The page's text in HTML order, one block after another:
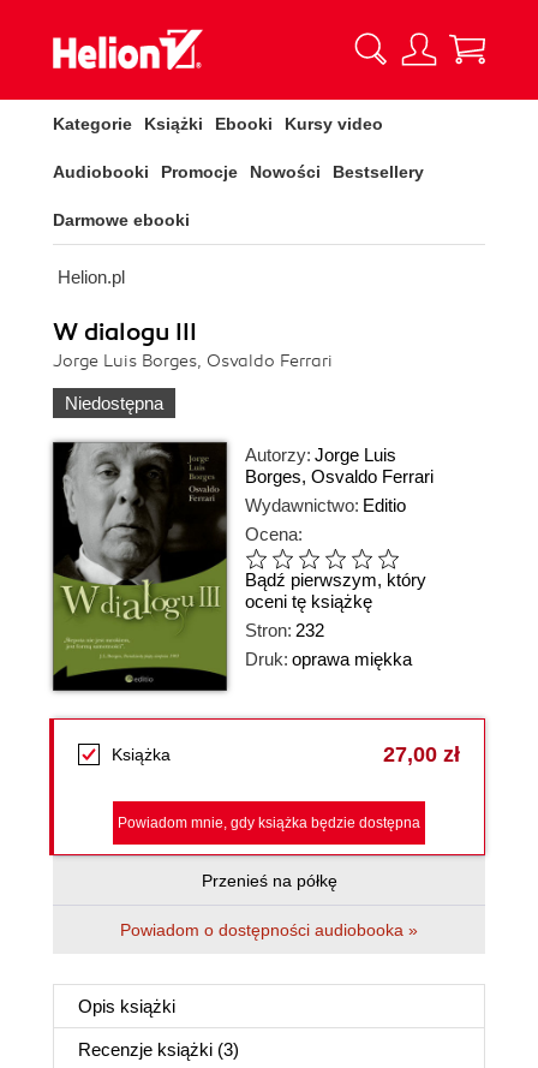
Kategorie Książki Ebooki Kursy video
Audiobooki Promocje Nowości Bestsellery
Darmowe ebooki
Helion.pl
W dialogu III
Jorge Luis Borges, Osvaldo Ferrari
Niedostępna
Autorzy: Jorge Luis
Borges, Osvaldo Ferrari
Wydawnictwo: Editio
Ocena:
Bądź pierwszym, który
oceni tę książkę
Stron: 232
Druk: oprawa miękka
Książka 27,00 zł
Powiadom mnie, gdy książka będzie dostępna
Przenieś na półkę
Powiadom o dostępności audiobooka »
Opis książki
Recenzje książki (3)